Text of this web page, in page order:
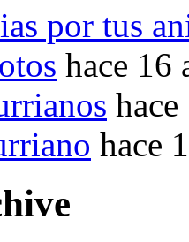
por tus
hace 16
hace